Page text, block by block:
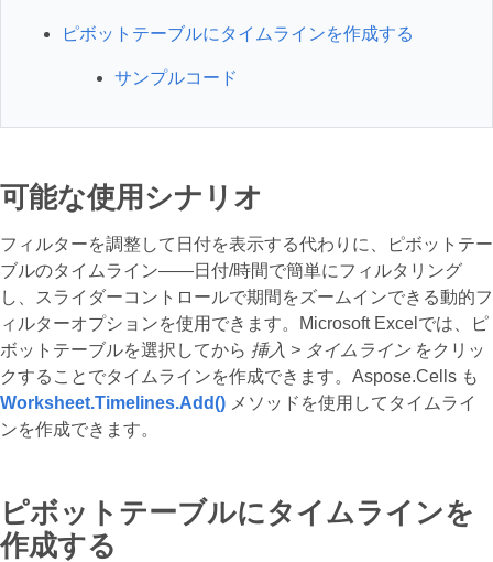
ピボットテーブルにタイムラインを作成する
サンプルコード
可能な使用シナリオ
フィルターを調整して日付を表示する代わりに、ピボットテー
ブルのタイムライン——日付/時間で簡単にフィルタリング
し、スライダーコントロールで期間をズームインできる動的フ
ィルターオプションを使用できます。Microsoft Excelでは、ピ
ボットテーブルを選択してから 挿入 > タイムラインをクリッ
クすることでタイムラインを作成できます。Aspose.Cells も
Worksheet.Timelines.Add() メソッドを使用してタイムライ
ンを作成できます。
ピボットテーブルにタイムラインを
作成する